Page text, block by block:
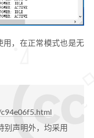
用，在正常模式也是无
别声明外，均采用